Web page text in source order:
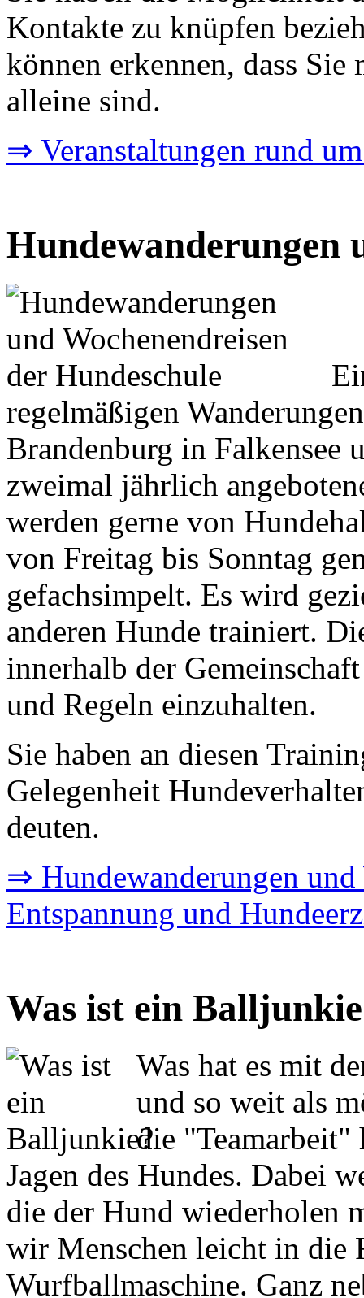
Kontakte zu knüpfen
können erkennen, dass
alleine sind.
⇒ Veranstaltungen rund
Hundewanderungen
regelmäßigen
Brandenburg in Falkensee
zweimal jährlich
werden gerne von
von Freitag bis Sonntag
gefachsimpelt. Es wird
anderen Hunde trainiert.
innerhalb der
und Regeln einzuhalten.
Sie haben an diesen
Gelegenheit
deuten.
⇒ Hundewanderungen und
Entspannung und
Was ist ein
Was hat es mit
und so weit als
die
Jagen des Hundes. Dabei
die der Hund wiederholen
wir Menschen leicht in die
Wurfballmaschine. Ganz